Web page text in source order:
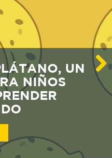
UN
NIÑOS
Next